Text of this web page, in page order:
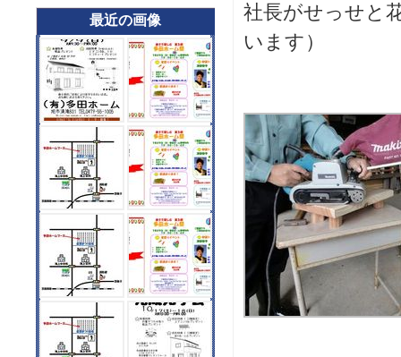
社長がせっせと
います）
最近の画像